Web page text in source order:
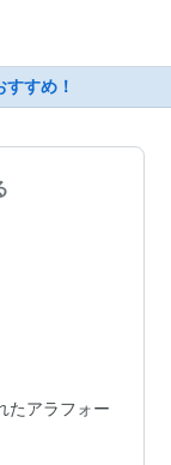
すめ！
たアラフォー